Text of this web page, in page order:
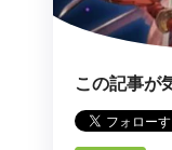
この記事が